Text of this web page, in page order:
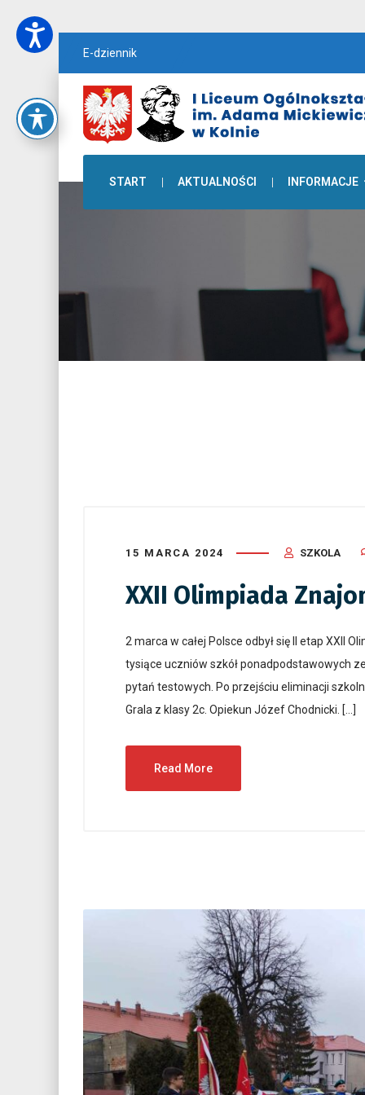
E-dziennik
START AKTUALNOŚCI INFORMACJE
15 MARCA 2024 SZKOLA
XXII Olimpiada
2 marca w całej Polsce odbył się II etap XXII
tysiące uczniów szkół ponadpodstawowych
pytań testowych. Po przejściu eliminacji
Grala z klasy 2c. Opiekun Józef Chodnicki. […]
Read More